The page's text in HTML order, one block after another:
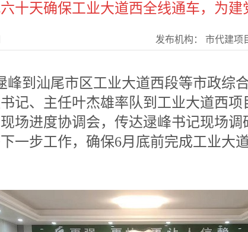
十天确保工业大道西全线通车，为建
发布机构： 市代建项
峰到汕尾市区工业大道西段等市政综
记、主任叶杰雄率队到工业大道西
场进度协调会，传达逯峰书记现场调
一步工作，确保6月底前完成工业大